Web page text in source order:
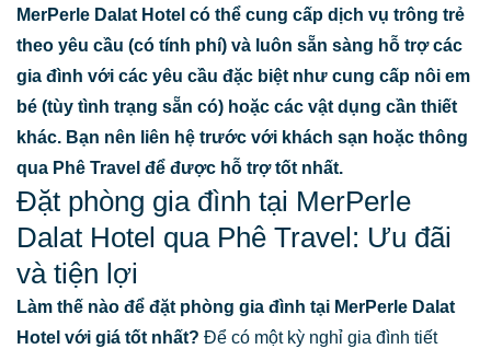
MerPerle Dalat Hotel có thể cung cấp dịch vụ trông trẻ
theo yêu cầu (có tính phí) và luôn sẵn sàng hỗ trợ các
gia đình với các yêu cầu đặc biệt như cung cấp nôi em
bé (tùy tình trạng sẵn có) hoặc các vật dụng cần thiết
khác. Bạn nên liên hệ trước với khách sạn hoặc thông
qua Phê Travel để được hỗ trợ tốt nhất.
Đặt phòng gia đình tại MerPerle
Dalat Hotel qua Phê Travel: Ưu đãi
và tiện lợi
Làm thế nào để đặt phòng gia đình tại MerPerle Dalat
Hotel với giá tốt nhất? Để có một kỳ nghỉ gia đình tiết